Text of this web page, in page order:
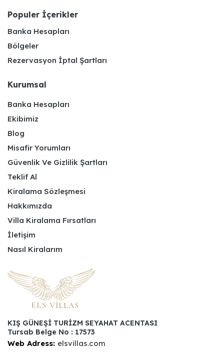
Populer İçerikler
Banka Hesapları
Bölgeler
Rezervasyon İptal Şartları
Kurumsal
Banka Hesapları
Ekibimiz
Blog
Misafir Yorumları
Güvenlik Ve Gizlilik Şartları
Teklif Al
Kiralama Sözleşmesi
Hakkımızda
Villa Kiralama Fırsatları
İletişim
Nasıl Kiralarım
KIŞ GÜNEŞİ TURİZM SEYAHAT ACENTASI
Tursab Belge No : 17573
Web Adress: elsvillas.com